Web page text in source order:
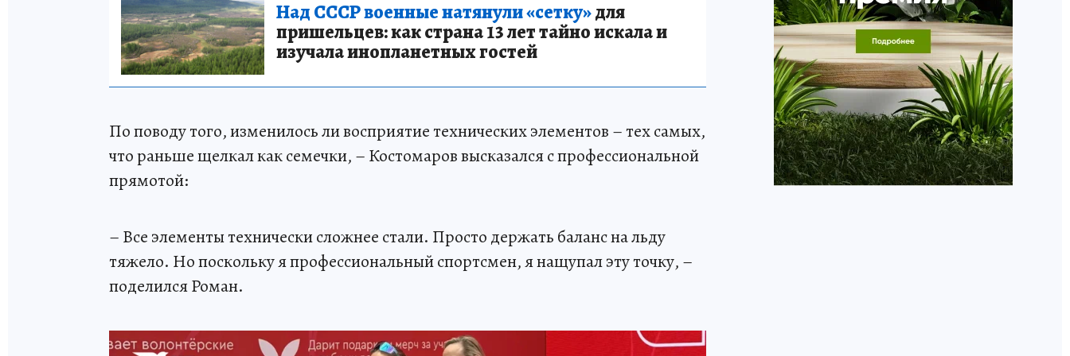
Над СССР военные натянули «сетку»для
пришельцев: как страна 13 лет тайно искала и
изучала инопланетных гостей
По поводу того, изменилось ли восприятие технических элементов – тех самых,
что раньше щелкал как семечки, – Костомаров высказался с профессиональной
прямотой:
– Все элементы технически сложнее стали. Просто держать баланс на льду
тяжело. Но поскольку я профессиональный спортсмен, я нащупал эту точку, –
поделился Роман.